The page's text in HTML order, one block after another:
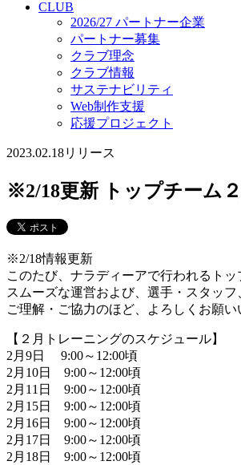
CLUB
2026/27 パートナー企業
パートナー募集
クラブ理念
クラブ情報
サステナビリティ
Web制作支援
応援プロジェクト
2023.02.18リリース
※2/18更新 トップチーム
※2/18情報更新
このたび、ナラディーアで行われるト
スムーズな運営および、選手・スタッ
ご理解・ご協力のほど、よろしくお願い
【２月トレーニングのスケジュール】
2月9日 9:00～12:00頃
2月10日 9:00～12:00頃
2月11日 9:00～12:00頃
2月15日 9:00～12:00頃
2月16日 9:00～12:00頃
2月17日 9:00～12:00頃
2月18日 9:00～12:00頃